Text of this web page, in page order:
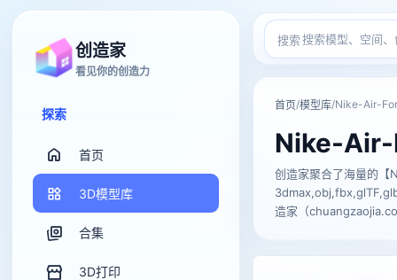
创造家
看见你的创造力
探索
首页
3D模型库
合集
3D打印
搜索
首页/模型库/Nike-Air-
Nike-Air-
创造家聚合了海量的
造家（